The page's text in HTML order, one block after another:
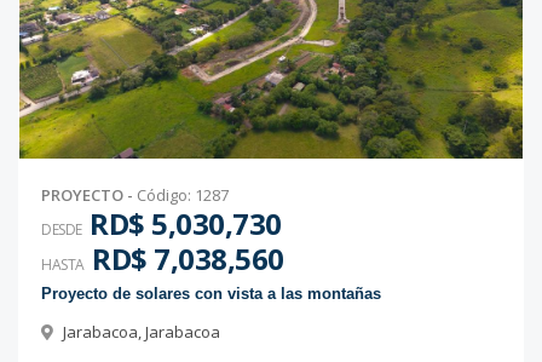
PROYECTO - Código: 1287
DESDE RD$ 5,030,730
HASTA RD$ 7,038,560
Proyecto de solares con vista a las montañas
Jarabacoa,Jarabacoa